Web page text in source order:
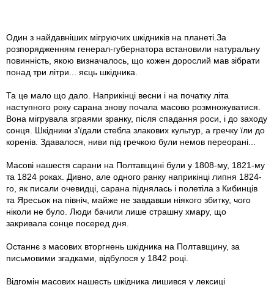
Один з найдавніших мігруючих шкідників на планеті.За
розпорядженням генерал-губернатора встановили натуральну
повинність, якою визначалось, що кожен дорослий мав зібрати
понад три літри... яєць шкідника.
Та це мало що дало. Наприкінці весни і на початку літа
наступного року сарана знову почала масово розмножуватися.
Вона мігрувала зграями зранку, після спадання роси, і до заходу
сонця. Шкідники з’їдали стебла злакових культур, а гречку їли до
коренів. Здавалося, ниви під гречкою були немов переорані...
Масові нашестя сарани на Полтавщині були у 1808-му, 1821-му
та 1824 роках. Дивно, але одного ранку наприкінці липня 1824-
го, як писали очевидці, сарана піднялась і полетіла з Кибинців
та Яресьок на північ, майже не завдавши ніякого збитку, чого
ніколи не було. Люди бачили лише страшну хмару, що
закривала сонце посеред дня.
Останнє з масових вторгнень шкідника на Полтавщину, за
письмовими згадками, відбулося у 1842 році.
Відгомін масових нашесть шкідника лишився у лексиці